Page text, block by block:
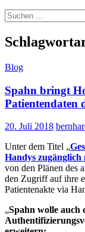
Suchen
nach:
Blog
Spahn bringt
Patientendaten
20. Juli 2018
Unter dem Titel „
Handys zugänglich
von den Plänen des
den Zugriff auf ihre
Patientenakte via
„Spahn wolle auch